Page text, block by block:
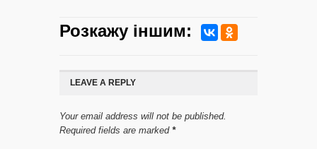
Розкажу iншим:
LEAVE A REPLY
Your email address will not be published.
Required fields are marked *